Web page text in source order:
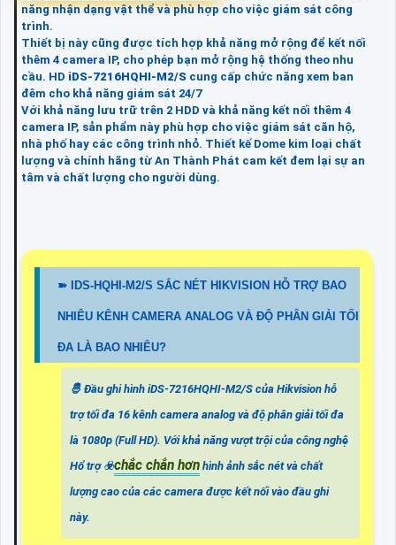
năng nhận dạng vật thể và phù hợp cho việc giám sát công
trình.
Thiết bị này cũng được tích hợp khả năng mở rộng để kết nối
thêm 4 camera IP, cho phép bạn mở rộng hệ thống theo nhu
cầu. HD iDS-7216HQHI-M2/S cung cấp chức năng xem ban
đêm cho khả năng giám sát 24/7
Với khả năng lưu trữ trên 2 HDD và khả năng kết nối thêm 4
camera IP, sản phẩm này phù hợp cho việc giám sát căn hộ,
nhà phố hay các công trình nhỏ. Thiết kế Dome kim loại chất
lượng và chính hãng từ An Thành Phát cam kết đem lại sự an
tâm và chất lượng cho người dùng.
➽ IDS-HQHI-M2/S SẮC NÉT HIKVISION HỖ TRỢ BAO
NHIÊU KÊNH CAMERA ANALOG VÀ ĐỘ PHÂN GIẢI TỐI
ĐA LÀ BAO NHIÊU?
🤴 Đầu ghi hình iDS-7216HQHI-M2/S của Hikvision hỗ
trợ tối đa 16 kênh camera analog và độ phân giải tối đa
là 1080p (Full HD). Với khả năng vượt trội của công nghệ
Hổ trợ ☣️chắc chắn hơn hình ảnh sắc nét và chất
lượng cao của các camera được kết nối vào đầu ghi
này.